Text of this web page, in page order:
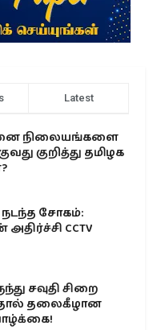
Latest
நிலையங்களை
குறித்து தமிழக
நடந்த சோகம்:
CCTV
சவுதி சிறை
தலைகீழான